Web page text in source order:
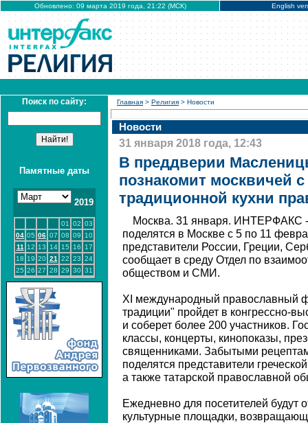
Обновлено: 09 марта 2019 года, 21:22 (МСК) English
Поиск по сайту:
Памятные даты
2019
01 02 03
04 05 06 07 08 09
10
11
12 13 14 15 16
17
18 19 20 21 22 23 24
25 26 27 28 29 30 31
Главная > Религия > Новости
Новости
31 января 2018 года, 12:43
В преддверии
познакомит москвичей
традиционной кухни
Москва. 31 января. ИНТЕРФАКС
поделятся в Москве с 5 по 11
представители России, Греции,
сообщает в среду Отдел по
обществом и СМИ.
XI международный православный
традиции" пройдет в конгрессно-
и соберет более 200 участников.
классы, концерты, кинопоказы,
священниками. Забытыми
поделятся представители
а также татарской православной
Ежедневно для посетителей будут
культурные площадки,